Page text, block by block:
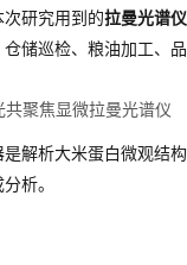
次研究用到的拉曼光谱
仓储巡检、粮油加工、
共聚焦显微拉曼光谱仪
是解析大米蛋白微观结
析。